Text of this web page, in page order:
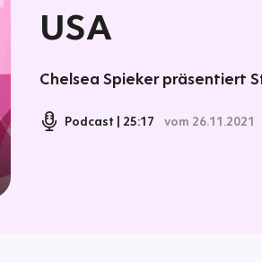
USA
Chelsea Spieker präsentiert
Podcast 25:17 vom 26.11.2021